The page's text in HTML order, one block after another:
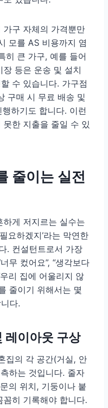
가구 자체의 가격뿐만
모를 AS 비용까지 염
히 큰 가구, 예를 들어
등은 운송 및 설치
수 있습니다. 가구점
구매 시 무료 배송 및
행하기도 합니다. 이런
한 지출을 줄일 수 있
줄이는 실전
게 저지르는 실수는
요하겠지’라는 막연한
. 컨설턴트로서 가장
무 컸어요”, “생각보다
리 집에 어울리지 않
줄이기 위해서는 몇
다.
레이아웃 구상
집의 각 공간(거실, 안
하는 것입니다. 줄자
의 위치, 기둥이나 붙
히 기록해야 합니다.